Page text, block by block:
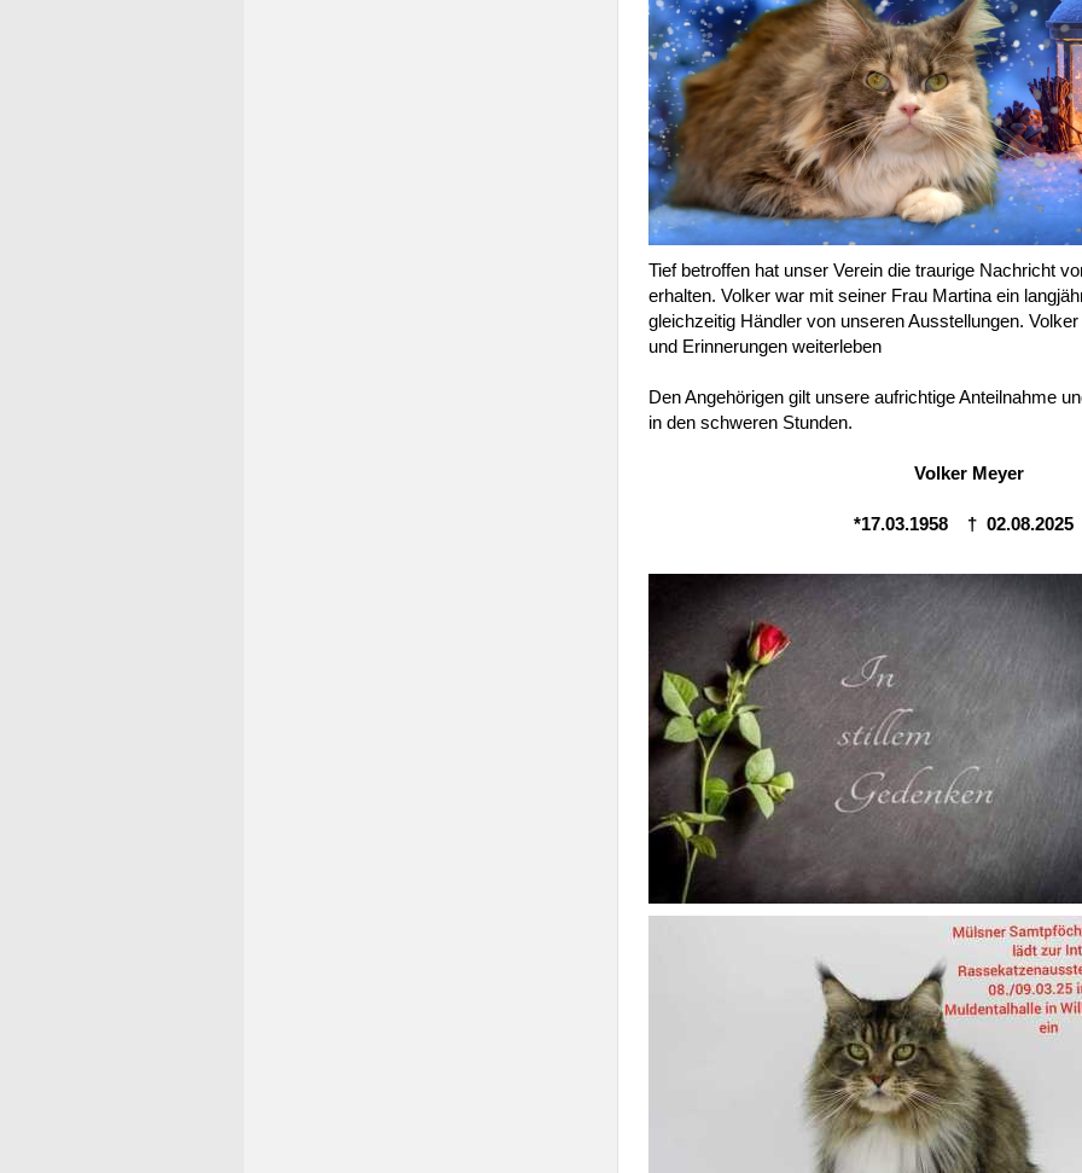
Tief betroffen hat unser Verein die traurige Nachricht
erhalten. Volker war mit seiner Frau Martina ein
gleichzeitig Händler von unseren Ausstellungen.
und Erinnerungen weiterleben
Den Angehörigen gilt unsere aufrichtige Anteilnahme
in den schweren Stunden.
Volker Meyer
*17.03.1958 † 02.08.2025